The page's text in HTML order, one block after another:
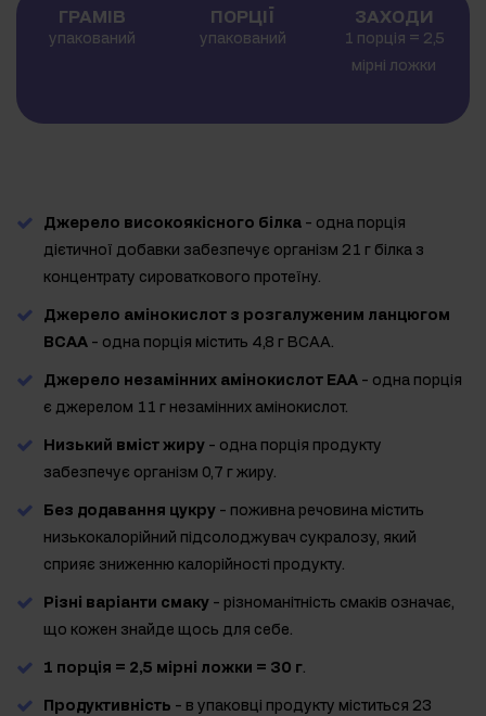
ГРАМІВ
упакований
ПОРЦІЇ
упакований
ЗАХОДИ
1 порція = 2,5
мірні ложки
Джерело високоякісного білка - одна порція
дієтичної добавки забезпечує організм 21 г білка з
концентрату сироваткового протеїну.
Джерело амінокислот з розгалуженим ланцюгом
BCAA - одна порція містить 4,8 г BCAA.
Джерело незамінних амінокислот EAA - одна порція
є джерелом 11 г незамінних амінокислот.
Низький вміст жиру - одна порція продукту
забезпечує організм 0,7 г жиру.
Без додавання цукру - поживна речовина містить
низькокалорійний підсолоджувач сукралозу, який
сприяє зниженню калорійності продукту.
Різні варіанти смаку - різноманітність смаків означає,
що кожен знайде щось для себе.
1 порція = 2,5 мірні ложки = 30 г.
Продуктивність - в упаковці продукту міститься 23